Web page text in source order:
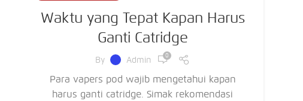
Waktu yang Tepat Kapan Harus
Ganti Catridge
By Admin 0
Para vapers pod wajib mengetahui kapan
harus ganti catridge. Simak rekomendasi